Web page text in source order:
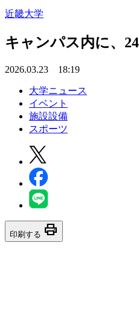
近畿大学
キャンパス内に、
2026.03.23 18:19
大学ニュース
イベント
施設設備
スポーツ
印刷する print